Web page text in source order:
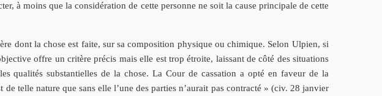
à moins que la considération de cette personne ne soit la cause principale de cette
dont la chose est faite, sur sa composition physique ou chimique. Selon Ulpien, si
offre un critère précis mais elle est trop étroite, laissant de côté des situations
qualités substantielles de la chose. La Cour de cassation a opté en faveur de la
telle nature que sans elle l’une des parties n’aurait pas contracté » (civ. 28 janvier